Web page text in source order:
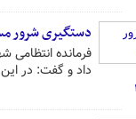
دستگیری شرور
فرمانده
داد و گفت: در